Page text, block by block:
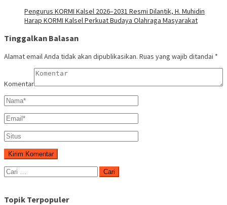
Pengurus KORMI Kalsel 2026–2031 Resmi Dilantik, H. Muhidin
Harap KORMI Kalsel Perkuat Budaya Olahraga Masyarakat
Tinggalkan Balasan
Alamat email Anda tidak akan dipublikasikan. Ruas yang wajib ditandai *
Komentar
Cari
untuk:
Topik Terpopuler